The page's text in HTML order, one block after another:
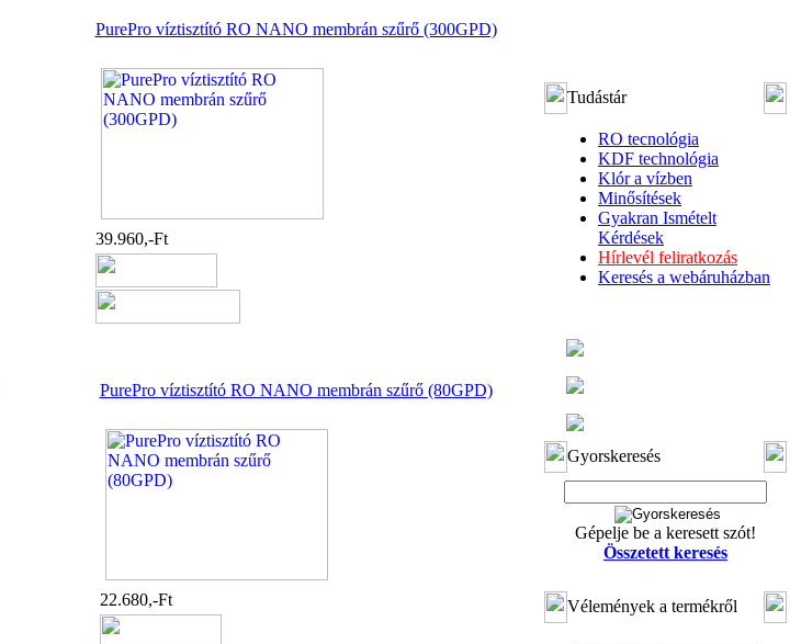
PurePro víztisztító RO NANO membrán szűrő (300GPD)
39.960,-Ft
PurePro víztisztító RO NANO membrán szűrő (80GPD)
22.680,-Ft
Tudástár
RO tecnológia
KDF technológia
Klór a vízben
Minősítések
Gyakran Ismételt
Kérdések
Hírlevél feliratkozás
Keresés a webáruházban
Gyorskeresés
Gépelje be a keresett szót!
Összetett keresés
Vélemények a termékről